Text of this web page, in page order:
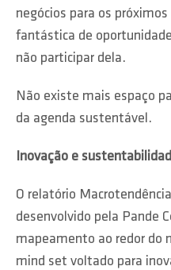
negócios para os
fantástica de
não participar dela.
Não existe mais espaço
da agenda sustentável.
Inovação e
O relatório
desenvolvido pela Pande
mapeamento ao redor do
mind set voltado para